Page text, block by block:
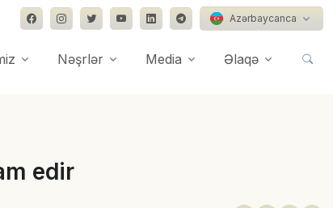
Azərbaycanca
Nəşrlər Media Əlaqə
edir